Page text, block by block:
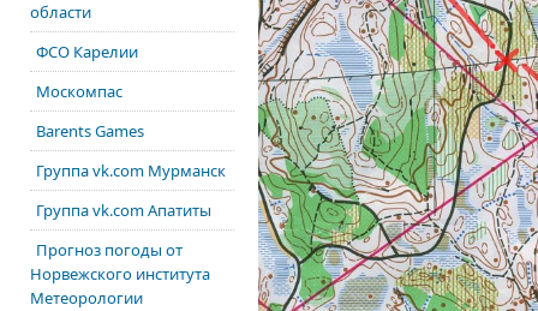
области
ФСО Карелии
Москомпас
Barents Games
Группа vk.com Мурманск
Группа vk.com Апатиты
Прогноз погоды от
Норвежского института
Метеорологии